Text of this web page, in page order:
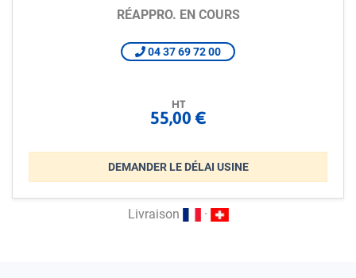
RÉAPPRO. EN COURS
04 37 69 72 00
HT
55,00 €
DEMANDER LE DÉLAI USINE
Livraison ·